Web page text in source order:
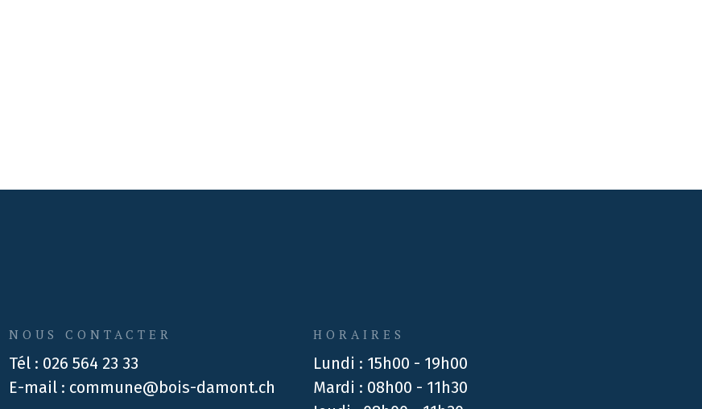
NOUS CONTACTER
Tél : 026 564 23 33
E-mail : commune@bois-damont.ch
HORAIRES
Lundi : 15h00 - 19h00
Mardi : 08h00 - 11h30